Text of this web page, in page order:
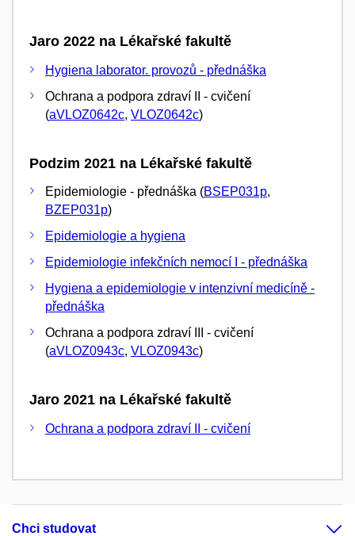
Jaro 2022 na Lékařské fakultě
Hygiena laborator. provozů - přednáška
Ochrana a podpora zdraví II - cvičení
(aVLOZ0642c, VLOZ0642c)
Podzim 2021 na Lékařské fakultě
Epidemiologie - přednáška (BSEP031p,
BZEP031p)
Epidemiologie a hygiena
Epidemiologie infekčních nemocí I - přednáška
Hygiena a epidemiologie v intenzivní medicíně -
přednáška
Ochrana a podpora zdraví III - cvičení
(aVLOZ0943c, VLOZ0943c)
Jaro 2021 na Lékařské fakultě
Ochrana a podpora zdraví II - cvičení
Chci studovat